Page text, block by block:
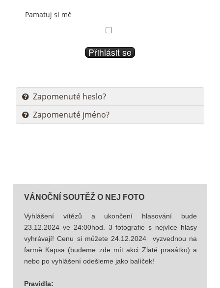
Pamatuj si mě
Přihlásit se
Zapomenuté heslo?
Zapomenuté jméno?
VÁNOČNÍ SOUTĚŽ O NEJ FOTO
Vyhlášení vítězů a ukončení hlasování bude
23.12.2024 ve 24:00hod. 3 fotografie s nejvíce hlasy
vyhrávají! Cenu si můžete 24.12.2024 vyzvednou na
farmě Kapsa (budeme zde mít akci Zlaté prasátko) a
nebo po vyhlášení odešleme jako balíček!
Pravidla: